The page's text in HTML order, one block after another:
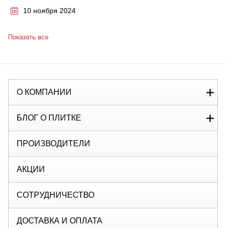
10 ноября 2024
Показать все
О КОМПАНИИ
БЛОГ О ПЛИТКЕ
ПРОИЗВОДИТЕЛИ
АКЦИИ
СОТРУДНИЧЕСТВО
ДОСТАВКА И ОПЛАТА